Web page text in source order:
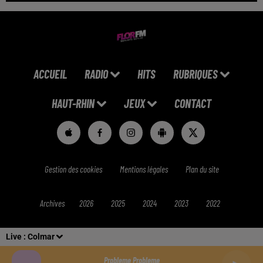
Live : Colmar
Probleme Probleme
ACCUEIL RADIO HITS RUBRIQUES
HAUT-RHIN JEUX CONTACT
Gestion des cookies Mentions légales Plan du site
Archives 2026 2025 2024 2023 2022